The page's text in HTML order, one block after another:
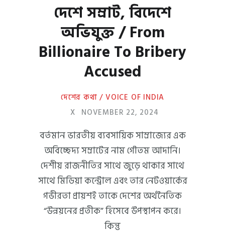
দেশে সম্রাট, বিদেশে
অভিযুক্ত / From
Billionaire To Bribery
Accused
দেশের কথা / VOICE OF INDIA
X NOVEMBER 22, 2024
বর্তমান ভারতীয় ব্যবসায়িক সাম্রাজ্যের এক
অবিচ্ছেদ্য সম্রাটের নাম গৌতম আদানি।
দেশীয় রাজনীতির সাথে জুড়ে থাকার সাথে
সাথে মিডিয়া কন্ট্রোল এবং তার নেটওয়ার্কের
গভীরতা প্রায়শই তাকে দেশের অর্থনৈতিক
“উন্নয়নের প্রতীক” হিসেবে উপস্থাপন করে।
কিন্তু